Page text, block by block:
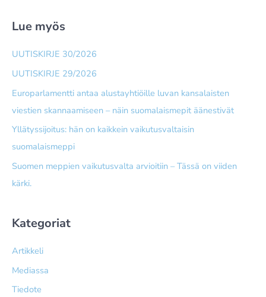
Lue myös
UUTISKIRJE 30/2026
UUTISKIRJE 29/2026
Europarlamentti antaa alusta­yhtiöille luvan kansalaisten
viestien skannaamiseen – näin suomalais­mepit äänestivät
Yllätyssijoitus: hän on kaikkein vaikutusvaltaisin
suomalaismeppi
Suomen meppien vaikutusvalta arvioitiin – Tässä on viiden
kärki.
Kategoriat
Artikkeli
Mediassa
Tiedote